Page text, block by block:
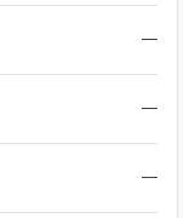
—
—
—